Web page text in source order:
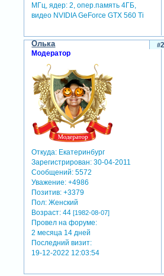
МГц, ядер: 2, опер.память 4ГБ,
видео NVIDIA GeForce GTX 560 Ti
2
Олька
Модератор
Откуда: Екатеринбург
Зарегистрирован: 30-04-2011
Сообщений: 5572
Уважение: +4986
Позитив: +3379
Пол: Женский
Возраст: 44[1982-08-07]
Провел на форуме:
2 месяца 14 дней
Последний визит:
19-12-2022 12:03:54